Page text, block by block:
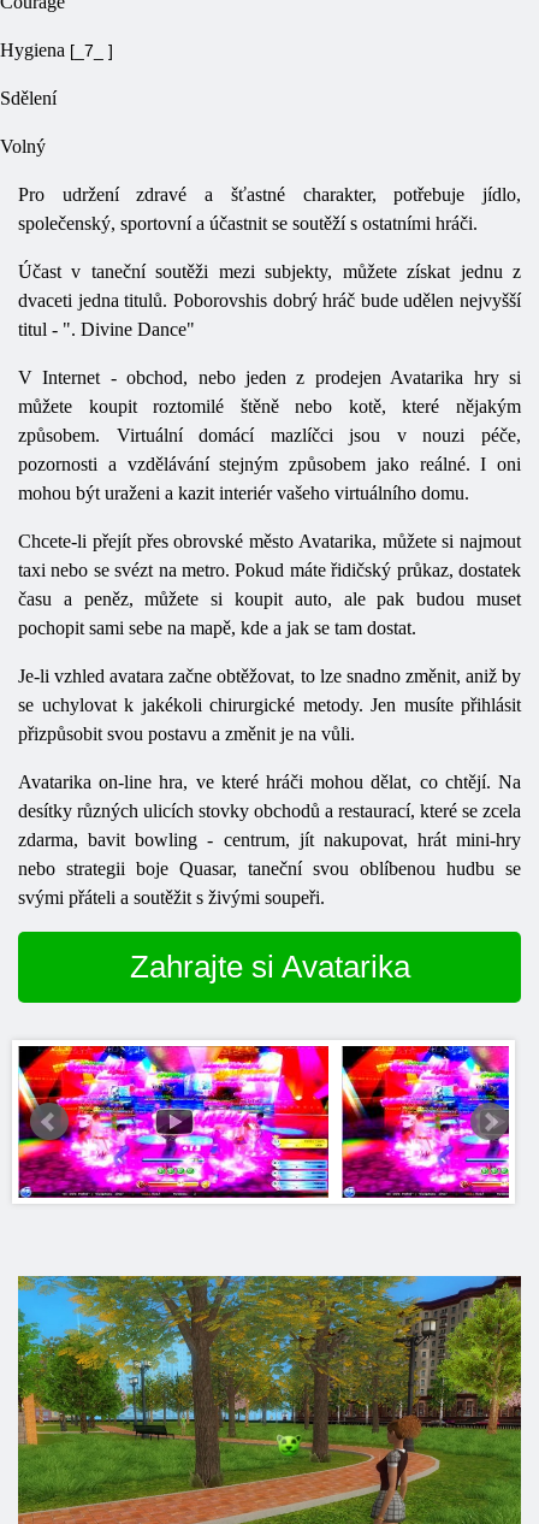
Hygiena [_7_ ]
Sdělení
Volný
Pro udržení zdravé a šťastné charakter, potřebuje jídlo,
společenský, sportovní a účastnit se soutěží s ostatními hráči.
Účast v taneční soutěži mezi subjekty, můžete získat jednu z
dvaceti jedna titulů. Poborovshis dobrý hráč bude udělen nejvyšší
titul - ". Divine Dance"
V Internet - obchod, nebo jeden z prodejen Avatarika hry si
můžete koupit roztomilé štěně nebo kotě, které nějakým
způsobem. Virtuální domácí mazlíčci jsou v nouzi péče,
pozornosti a vzdělávání stejným způsobem jako reálné. I oni
mohou být uraženi a kazit interiér vašeho virtuálního domu.
Chcete-li přejít přes obrovské město Avatarika, můžete si najmout
taxi nebo se svézt na metro. Pokud máte řidičský průkaz, dostatek
času a peněz, můžete si koupit auto, ale pak budou muset
pochopit sami sebe na mapě, kde a jak se tam dostat.
Je-li vzhled avatara začne obtěžovat, to lze snadno změnit, aniž by
se uchylovat k jakékoli chirurgické metody. Jen musíte přihlásit
přizpůsobit svou postavu a změnit je na vůli.
Avatarika on-line hra, ve které hráči mohou dělat, co chtějí. Na
desítky různých ulicích stovky obchodů a restaurací, které se zcela
zdarma, bavit bowling - centrum, jít nakupovat, hrát mini-hry
nebo strategii boje Quasar, taneční svou oblíbenou hudbu se
svými přáteli a soutěžit s živými soupeři.
Zahrajte si Avatarika